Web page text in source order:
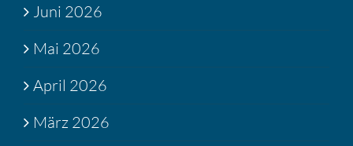
Juni 2026
Mai 2026
April 2026
März 2026